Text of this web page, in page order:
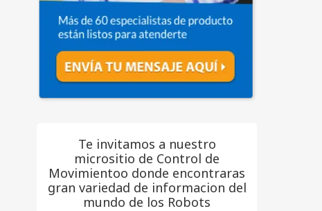
Te invitamos a nuestro
micrositio de Control de
Movimientoo donde encontraras
gran variedad de informacion del
mundo de los Robots